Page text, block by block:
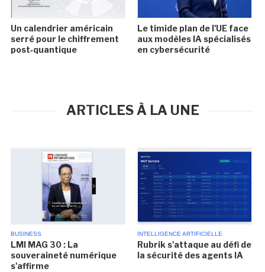
Un calendrier américain
serré pour le chiffrement
post‑quantique
Le timide plan de l'UE face
aux modèles IA spécialisés
en cybersécurité
ARTICLES À LA UNE
BUSINESS
LMI MAG 30 : La
souveraineté numérique
s'affirme
INTELLIGENCE ARTIFICIELLE
Rubrik s'attaque au défi de
la sécurité des agents IA